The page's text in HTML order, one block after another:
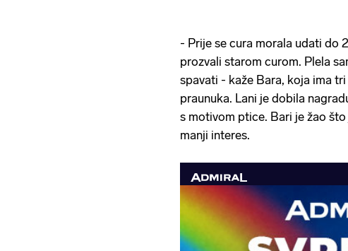
- Prije se cura morala udati do
prozvali starom curom. Plela
spavati - kaže Bara, koja ima
praunuka. Lani je dobila
s motivom ptice. Bari je žao
manji interes.